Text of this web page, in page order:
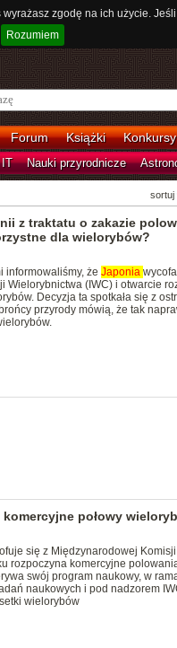
zgodę na ich użycie.
Rozumiem
Forum Książki Konkursy
Nauki przyrodnicze
sortuj
z traktatu o zakazie
dla wielorybów?
informowaliśmy, że Japonia
Wielorybnictwa (IWC) i otwarcie
Decyzja ta spotkała się z
przyrody mówią, że tak
połowy
się z Międzynarodowej
rozpoczyna komercyjne
swój program naukowy, w
naukowych i pod nadzorem
wielorybów